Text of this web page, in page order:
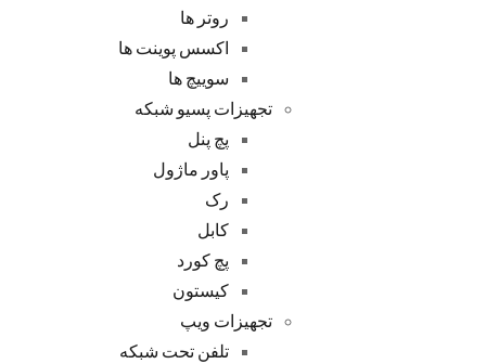
روتر ها
اکسس پوینت ها
سوییچ ها
تجهیزات پسیو شبکه
پچ پنل
پاور ماژول
رک
کابل
پچ کورد
کیستون
تجهیزات ویپ
تلفن تحت شبکه